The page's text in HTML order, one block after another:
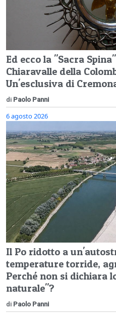
Ed ecco la "Sacra
Chiaravalle della
Un'esclusiva di
di Paolo Panni
6 agosto 2026
Il Po ridotto a
temperature torride,
Perché non si dichiara
naturale"?
di Paolo Panni